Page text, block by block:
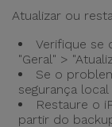
Atualizar ou
Verifique se
"Geral" >
Se o
segurança local
Restaure o
partir do